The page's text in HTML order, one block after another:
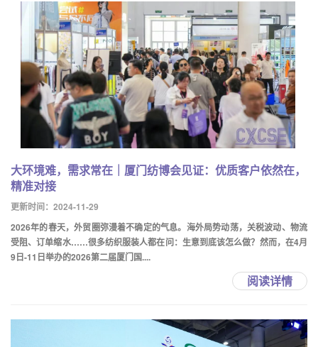
大环境难，需求常在｜厦门纺博会见证：优质客户依然在，
精准对接
更新时间：2024-11-29
2026年的春天，外贸圈弥漫着不确定的气息。海外局势动荡，关税波动、物流
受阻、订单缩水……很多纺织服装人都在问：生意到底该怎么做？然而，在4月
9日-11日举办的2026第二届厦门国....
阅读详情